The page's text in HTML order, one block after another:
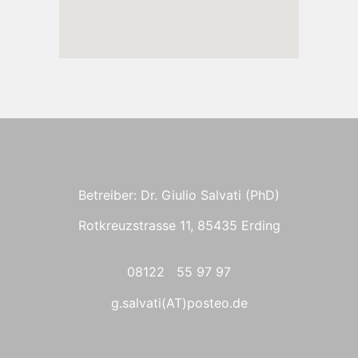
Betreiber: Dr. Giulio Salvati (PhD)
Rotkreuzstrasse 11, 85435 Erding
08122 55 97 97
g.salvati(AT)posteo.de